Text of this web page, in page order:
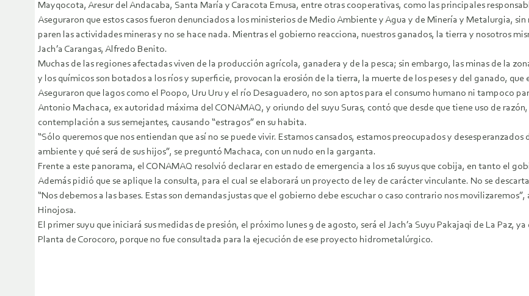
Mayqocota, Aresur del Andacaba, Santa María y Caracota Emusa, entre otras cooperativas, como las principales
Aseguraron que estos casos fueron denunciados a los ministerios de Medio Ambiente y Agua y de Minería y Metalurgia,
paren las actividades mineras y no se hace nada. Mientras el gobierno reacciona, nuestros ganados, la tierra y nosotros
Jach’a Carangas, Alfredo Benito.
Muchas de las regiones afectadas viven de la producción agrícola, ganadera y de la pesca; sin embargo, las minas de la
y los químicos son botados a los ríos y superficie, provocan la erosión de la tierra, la muerte de los peses y del ganado, que
Aseguraron que lagos como el Poopo, Uru Uru y el río Desaguadero, no son aptos para el consumo humano ni tampoco
Antonio Machaca, ex autoridad máxima del CONAMAQ, y oriundo del suyu Suras, contó que desde que tiene uso de
contemplación a sus semejantes, causando “estragos” en su habita.
“Sólo queremos que nos entiendan que así no se puede vivir. Estamos cansados, estamos preocupados y
ambiente y qué será de sus hijos”, se preguntó Machaca, con un nudo en la garganta.
Frente a este panorama, el CONAMAQ resolvió declarar en estado de emergencia a los 16 suyus que cobija, en tanto el
Además pidió que se aplique la consulta, para el cual se elaborará un proyecto de ley de carácter vinculante. No se
“Nos debemos a las bases. Estas son demandas justas que el gobierno debe escuchar o caso contrario nos
Hinojosa.
El primer suyu que iniciará sus medidas de presión, el próximo lunes 9 de agosto, será el Jach’a Suyu Pakajaqi de La Paz,
Planta de Corocoro, porque no fue consultada para la ejecución de ese proyecto hidrometalúrgico.